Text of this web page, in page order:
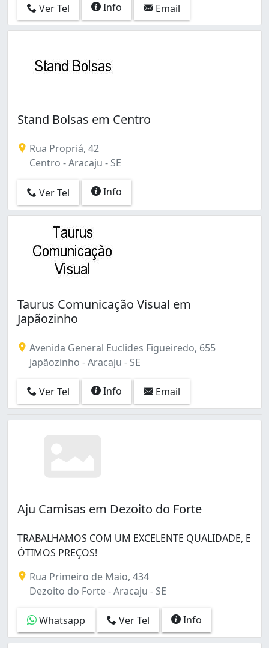
Ver Tel Info Email
Stand Bolsas em Centro
Rua Propriá, 42
Centro - Aracaju - SE
Ver Tel Info
Taurus Comunicação Visual em
Japãozinho
Avenida General Euclides Figueiredo, 655
Japãozinho - Aracaju - SE
Ver Tel Info Email
Aju Camisas em Dezoito do Forte
TRABALHAMOS COM UM EXCELENTE QUALIDADE, E
ÓTIMOS PREÇOS!
Rua Primeiro de Maio, 434
Dezoito do Forte - Aracaju - SE
Whatsapp Ver Tel Info